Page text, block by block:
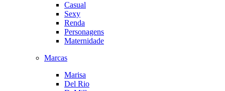
Casual
Sexy
Renda
Personagens
Maternidade
Marcas
Marisa
Del Rio